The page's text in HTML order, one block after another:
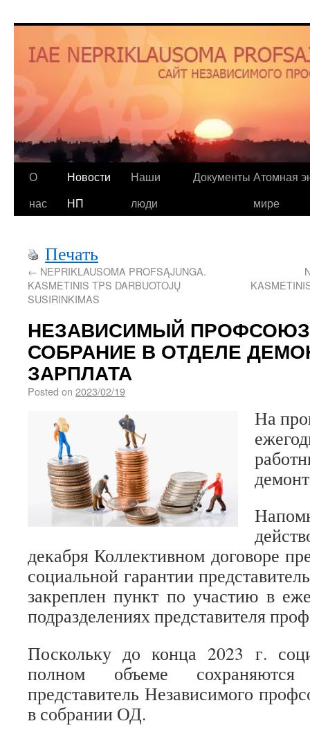
О
нас
Новости
НП
Наши
люди
Документы Атомная
мире
Печать
← NEPRIKLAUSOMA PROFSĄJUNGA.
KASMETINIS TPS DARBUOTOJŲ
SUSIRINKIMAS
НЕЗАВИСИМЫЙ
СОБРАНИЕ В ОТДЕЛЕ
ЗАРПЛАТА
Posted on 2023/02/19
На
декабря Коллективном договоре
социальной гарантии
закреплен пункт по участию в
подразделениях представителя
Поскольку до конца 2023 г.
полном объеме
представитель Независимого
в собрании ОД.